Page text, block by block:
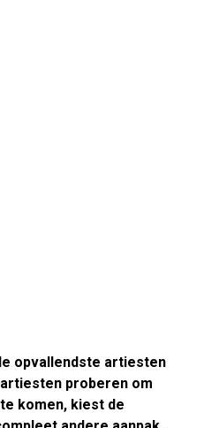
opvallendste artiesten
proberen om
komen, kiest de